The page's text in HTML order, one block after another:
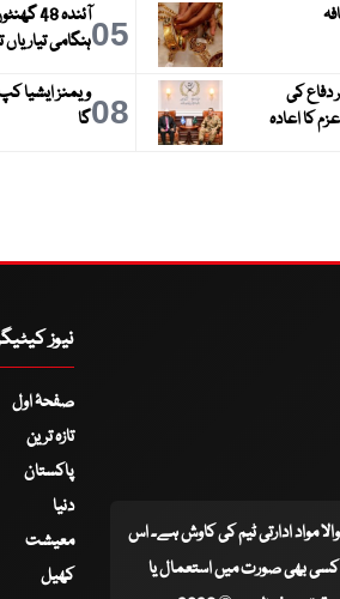
05
آئندہ
ہنگامی تیاریاں
دفاع کی
کا اعادہ
08گا
مواد ادارتی ٹیم کی کاوش ہے۔ اس
کسی بھی صورت میں استعمال یا
نیوز
صفحۂ اول
تازہ ترین
پاکستان
دنیا
معیشت
کھیل